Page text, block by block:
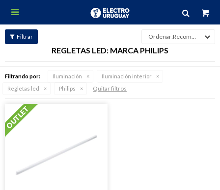

Recomendados
REGLETAS LED: MARCA PHILIPS
Filtrando por: Iluminación
Iluminación interior
Regletas led
Philips Quitar filtros